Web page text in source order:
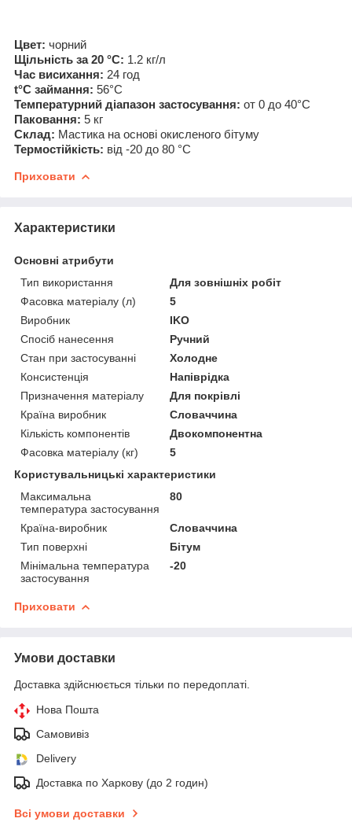
Цвет: чорний
Щільність за 20 °C: 1.2 кг/л
Час висихання: 24 год
t°C займання: 56°C
Температурний діапазон застосування: от 0 до 40°C
Паковання: 5 кг
Склад: Мастика на основі окисленого бітуму
Термостійкість: від -20 до 80 °C
Приховати
Характеристики
Основні атрибути
Тип використання
Для зовнішніх робіт
Фасовка матеріалу (л)
5
Виробник
IKO
Спосіб нанесення
Ручний
Стан при застосуванні
Холодне
Консистенція
Напіврідка
Призначення матеріалу
Для покрівлі
Країна виробник
Словаччина
Кількість компонентів
Двокомпонентна
Фасовка матеріалу (кг)
5
Користувальницькі характеристики
Максимальна
температура застосування
80
Країна-виробник
Словаччина
Тип поверхні
Бітум
Мінімальна температура
застосування
-20
Приховати
Умови доставки
Доставка здійснюється тільки по передоплаті.
Нова Пошта
Самовивіз
Delivery
Доставка по Харкову (до 2 годин)
Всі умови доставки